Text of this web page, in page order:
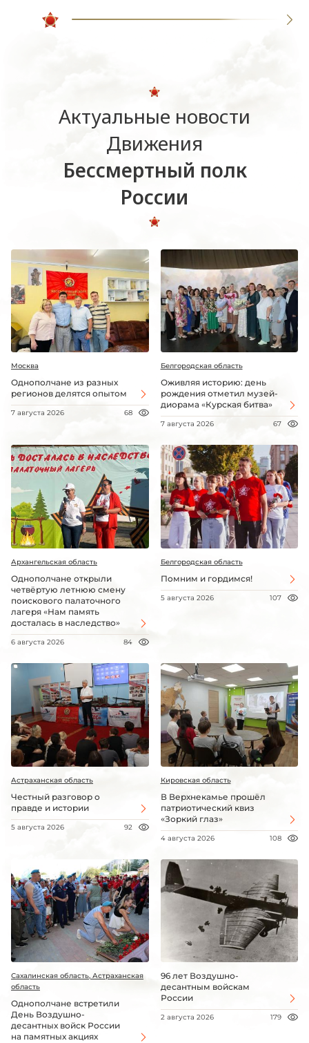
Актуальные новости
Движения
Бессмертный полк
России
Москва
Однополчане из разных
регионов делятся опытом
7 августа 2026 68
Белгородская область
Оживляя историю: день
рождения отметил музей-
диорама «Курская битва»
7 августа 2026 67
Архангельская область
Однополчане открыли
четвёртую летнюю смену
поискового палаточного
лагеря «Нам память
досталась в наследство»
6 августа 2026 84
Белгородская область
Помним и гордимся!
5 августа 2026 107
Астраханская область
Честный разговор о
правде и истории
5 августа 2026 92
Кировская область
В Верхнекамье прошёл
патриотический квиз
«Зоркий глаз»
4 августа 2026 108
Сахалинская область, Астраханская
область
Однополчане встретили
День Воздушно-
десантных войск России
на памятных акциях
96 лет Воздушно-
десантным войскам
России
2 августа 2026 179